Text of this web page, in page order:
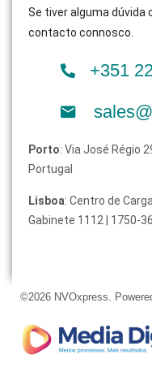
Se tiver alguma dúvida
contacto connosco.
+351
Porto: Via José Régio
Portugal
Lisboa: Centro de
Gabinete 1112 | 1750-
©2026 NVOxpress.